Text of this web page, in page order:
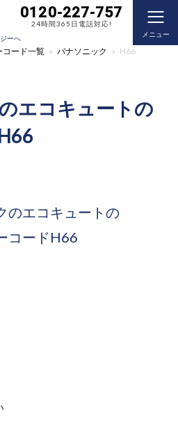
ーへ
0120-227-757
24時間365日電話対応!
メニュー
コード一覧 パナソニック H66
エコキュートの
のエコキュートの
コードH66